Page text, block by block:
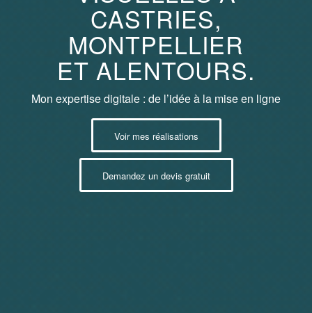
CASTRIES,
MONTPELLIER
ET ALENTOURS.
Mon expertise digitale : de l’idée à la mise en ligne
Voir mes réalisations
Demandez un devis gratuit